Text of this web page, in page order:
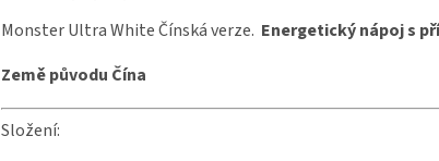
Monster Ultra White Čínská verze. Energetický nápoj s
Země původu Čína
Složení: